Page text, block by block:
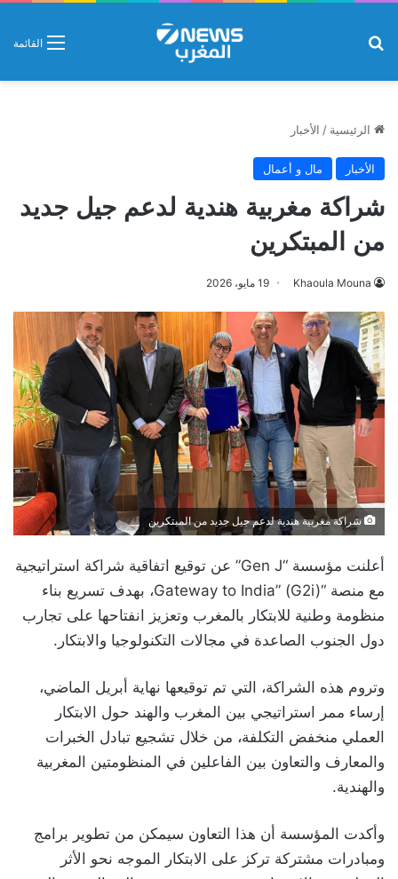
القائمة
الرئيسية / الأخبار
الأخبار مال و أعمال
شراكة مغربية هندية لدعم جيل جديد
من المبتكرين
Khaoula Mouna 19 مايو، 2026
شراكة مغربية هندية لدعم جيل جديد من المبتكرين
أعلنت مؤسسة “Gen J” عن توقيع اتفاقية شراكة استراتيجية
مع منصة “Gateway to India” (G2i)، بهدف تسريع بناء
منظومة وطنية للابتكار بالمغرب وتعزيز انفتاحها على تجارب
دول الجنوب الصاعدة في مجالات التكنولوجيا والابتكار.
وتروم هذه الشراكة، التي تم توقيعها نهاية أبريل الماضي،
إرساء ممر استراتيجي بين المغرب والهند حول الابتكار
العملي منخفض التكلفة، من خلال تشجيع تبادل الخبرات
والمعارف والتعاون بين الفاعلين في المنظومتين المغربية
والهندية.
وأكدت المؤسسة أن هذا التعاون سيمكن من تطوير برامج
ومبادرات مشتركة تركز على الابتكار الموجه نحو الأثر